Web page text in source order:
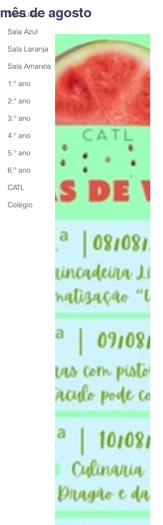
Sala Lilás
Sala Azul
Sala Laranja
Sala Amarela
1.º ano
2.º ano
3.º ano
4.º ano
5.º ano
6.º ano
CATL
Colégio
mês de agosto